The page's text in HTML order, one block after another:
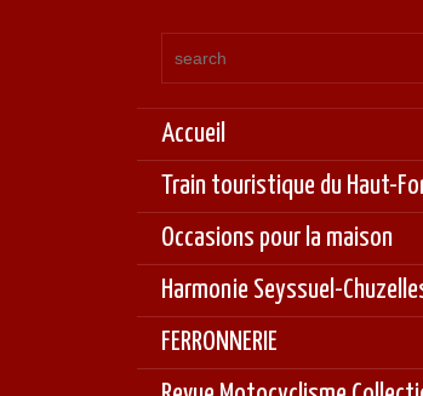
Accueil
Train touristique du Haut-
Occasions pour la maison
Harmonie Seyssuel-
FERRONNERIE